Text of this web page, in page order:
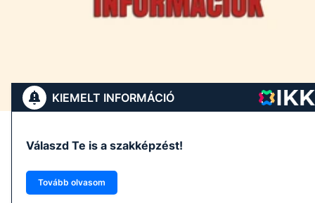
KIEMELT INFORMÁCIÓ
Válaszd Te is a szakképzést!
Tovább olvasom